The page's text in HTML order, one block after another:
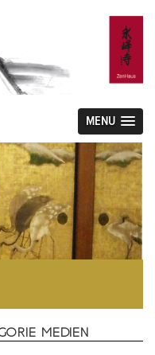
MENU
MEDIEN